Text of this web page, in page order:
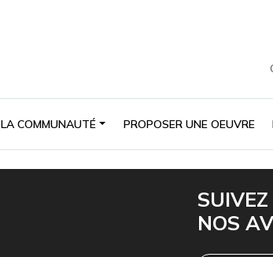
LA COMMUNAUTÉ PROPOSER UNE OEUVRE
NOS